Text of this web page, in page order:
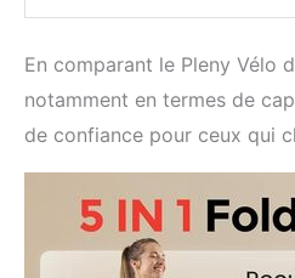
En comparant le Pleny Vélo
notamment en termes de
de confiance pour ceux qui